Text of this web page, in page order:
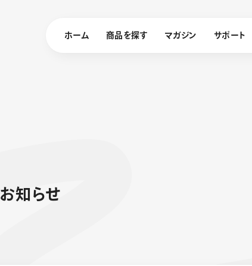
ホーム 商品を探す マガジン サポート
エナージェル
シャープペン
消し具
お知 らせ